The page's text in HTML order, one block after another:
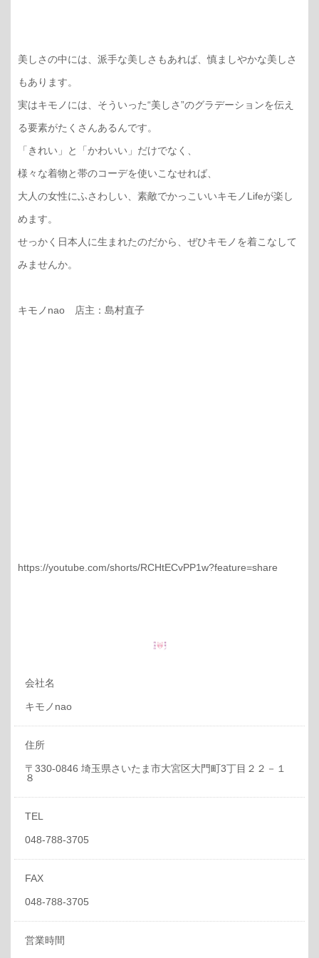
美しさの中には、派手な美しさもあれば、慎ましやかな美しさ
もあります。
実はキモノには、そういった“美しさ”のグラデーションを伝え
る要素がたくさんあるんです。
「きれい」と「かわいい」だけでなく、
様々な着物と帯のコーデを使いこなせれば、
大人の女性にふさわしい、素敵でかっこいいキモノLifeが楽し
めます。
せっかく日本人に生まれたのだから、ぜひキモノを着こなして
みませんか。
キモノnao 店主：島村直子
https://youtube.com/shorts/RCHtECvPP1w?feature=share
会社名
キモノnao
住所
〒330-0846 埼玉県さいたま市大宮区大門町3丁目２２－１
８
TEL
048-788-3705
FAX
048-788-3705
営業時間